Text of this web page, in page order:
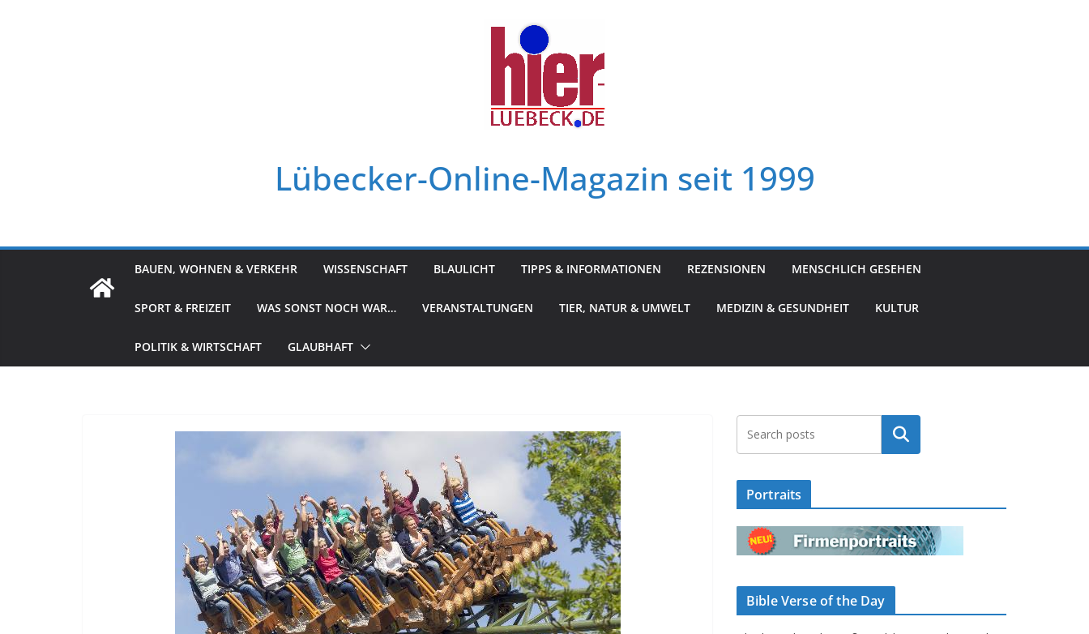
Lübecker-Online-Magazin seit 1999
BAUEN, WOHNEN & VERKEHR WISSENSCHAFT BLAULICHT TIPPS & INFORMATIONEN REZENSIONEN MENSCHLICH GESEHEN
SPORT & FREIZEIT WAS SONST NOCH WAR… VERANSTALTUNGEN TIER, NATUR & UMWELT MEDIZIN & GESUNDHEIT KULTUR
POLITIK & WIRTSCHAFT GLAUBHAFT
Suchen
Portraits
Bible Verse of the Day